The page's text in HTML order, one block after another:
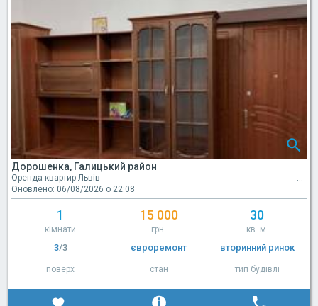
Дорошенка, Галицький район
Оренда квартир Львів
Оновлено: 06/08/2026 о 22:08
1
кімнати
15 000
грн.
30
кв. м.
3/3
поверх
євроремонт
стан
вторинний ринок
тип будівлі